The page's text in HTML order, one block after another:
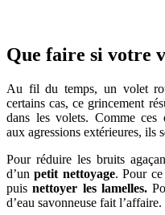
Que faire si votre
Au fil du temps, un volet
certains cas, ce grincement
dans les volets. Comme ces
aux agressions extérieures, ils
Pour réduire les bruits
d’un petit nettoyage. Pour
puis nettoyer les lamelles.
d’eau savonneuse fait l’affaire.